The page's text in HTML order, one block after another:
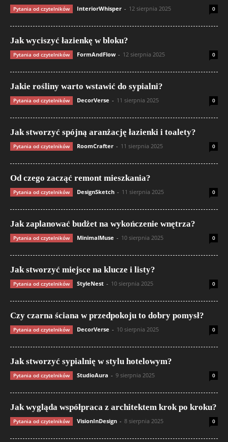
Pytania od czytelników InteriorWhisper - 12 sierpnia 2025 0
Jak wyciszyć łazienkę w bloku?
Pytania od czytelników FormAndFlow - 12 sierpnia 2025 0
Jakie rośliny warto wstawić do sypialni?
Pytania od czytelników DecorVerse - 11 sierpnia 2025 0
Jak stworzyć spójną aranżację łazienki i toalety?
Pytania od czytelników RoomCrafter - 11 sierpnia 2025 0
Od czego zacząć remont mieszkania?
Pytania od czytelników DesignSketch - 11 sierpnia 2025 0
Jak zaplanować budżet na wykończenie wnętrza?
Pytania od czytelników MinimalMuse - 10 sierpnia 2025 0
Jak stworzyć miejsce na klucze i listy?
Pytania od czytelników StyleNest - 10 sierpnia 2025 0
Czy czarna ściana w przedpokoju to dobry pomysł?
Pytania od czytelników DecorVerse - 10 sierpnia 2025 0
Jak stworzyć sypialnię w stylu hotelowym?
Pytania od czytelników StudioAura - 9 sierpnia 2025 0
Jak wygląda współpraca z architektem krok po kroku?
Pytania od czytelników VisionInDesign - 8 sierpnia 2025 0